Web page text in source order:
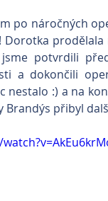
po náročných
potvrdili
a dokončili
nestalo :) a na
přibyl